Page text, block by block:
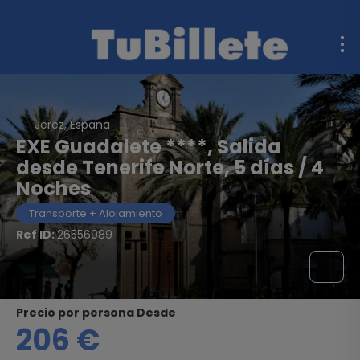
Jerez, España
EXE Guadalete ****, Salida
desde Tenerife Norte, 5 días / 4
Noches
Transporte + Alojamiento
Ref ID:26556989
precio por persona Desde
206 €